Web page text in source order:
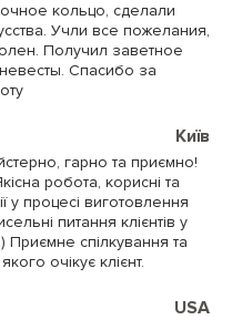
кольцо, сделали
Учли все пожелания,
Получил заветное
Спасибо за
Київ
гарно та приємно!
робота, корисні та
у процесі виготовлення
питання клієнтів у
Приємне спілкування та
очікує клієнт.
USA